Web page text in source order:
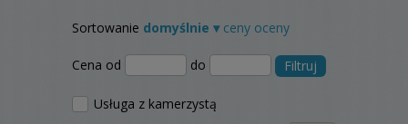
Sortowanie domyślnie ▾ ceny oceny
Cena od do Filtruj
Usługa z kamerzystą